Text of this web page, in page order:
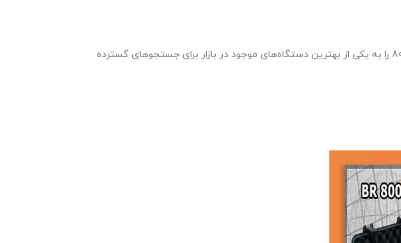
است. این عمق و برد وسیع، فلزیاب بی ار 800 را به یکی از بهترین دستگاه‌های موجود در بازار برای جستجوهای گسترده